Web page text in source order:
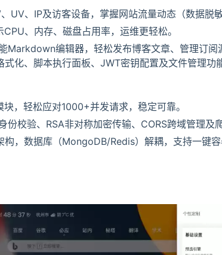
UV、IP及访客设备，掌握网站流量动态（数据脱
、内存、磁盘占用率，运维更轻松。
Markdown编辑器，轻松发布博客文章、管理订阅
化、脚本执行面板、JWT密钥配置及文件管理功
，轻松应对1000+并发请求，稳定可靠。
校验、RSA非对称加密传输、CORS跨域管理及
，数据库（MongoDB/Redis）解耦，支持一键